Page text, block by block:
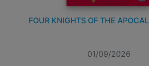
FOUR KNIGHTS OF THE
01/09/2026